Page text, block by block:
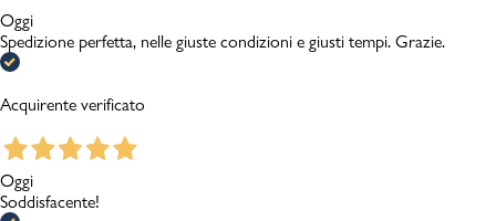
Oggi
Spedizione perfetta, nelle giuste condizioni e giusti tempi. Grazie.
Acquirente verificato
Oggi
Soddisfacente!